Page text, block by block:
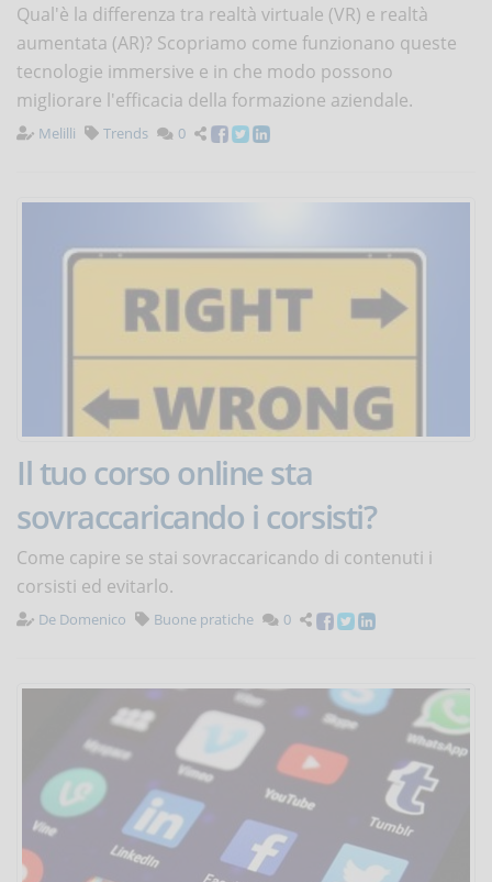
Qual'è la differenza tra realtà virtuale (VR) e realtà
aumentata (AR)? Scopriamo come funzionano queste
tecnologie immersive e in che modo possono
migliorare l'efficacia della formazione aziendale.
Melilli Trends 0
Il tuo corso online sta
sovraccaricando i corsisti?
Come capire se stai sovraccaricando di contenuti i
corsisti ed evitarlo.
De Domenico Buone pratiche 0